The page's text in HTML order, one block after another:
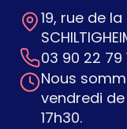
19, rue de
03 90 22 79
Nous
vendredi de
17h30.